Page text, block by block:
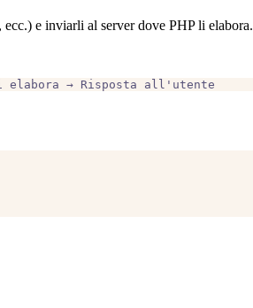
e inviarli al server dove PHP li elabora.
→ Risposta all'utente